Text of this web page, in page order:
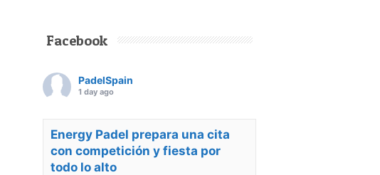
Facebook
PadelSpain
1 day ago
Energy Padel prepara una cita
con competición y fiesta por
todo lo alto